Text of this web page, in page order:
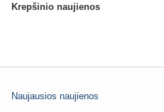
Krepšinio naujienos
Naujausios naujienos